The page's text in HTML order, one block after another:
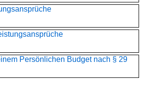
Persönlichen Budget nach § 29